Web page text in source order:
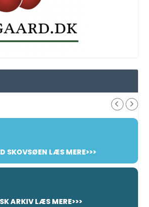
SKOVSØEN LÆS MERE>>>
ARKIV LÆS MERE>>>